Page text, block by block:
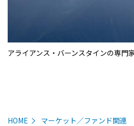
アライアンス・バーンスタインの専門
HOME
マーケット／ファンド関連